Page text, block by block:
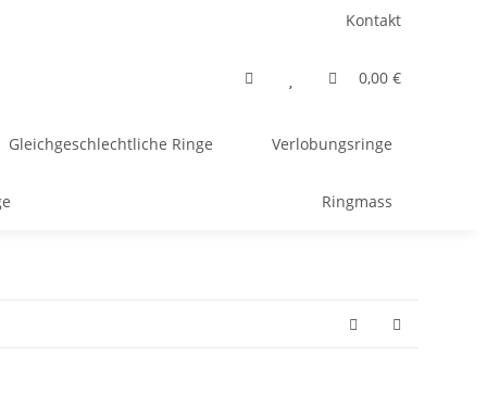
Kontakt
0,00 €
Gleichgeschlechtliche Ringe Verlobungsringe
Ringmass